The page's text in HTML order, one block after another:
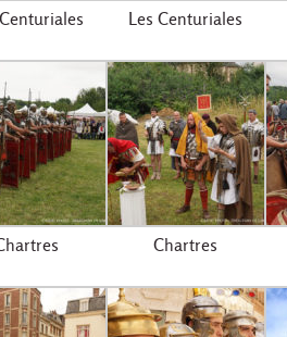
Les Centuriales
Chartres